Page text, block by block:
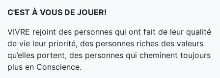
C'EST À VOUS DE JOUER!
VIVRE rejoint des personnes qui ont fait de leur qualité
de vie leur priorité, des personnes riches des valeurs
qu’elles portent, des personnes qui cheminent toujours
plus en Conscience.